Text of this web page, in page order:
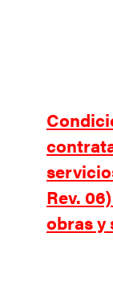
Rev.
obras y